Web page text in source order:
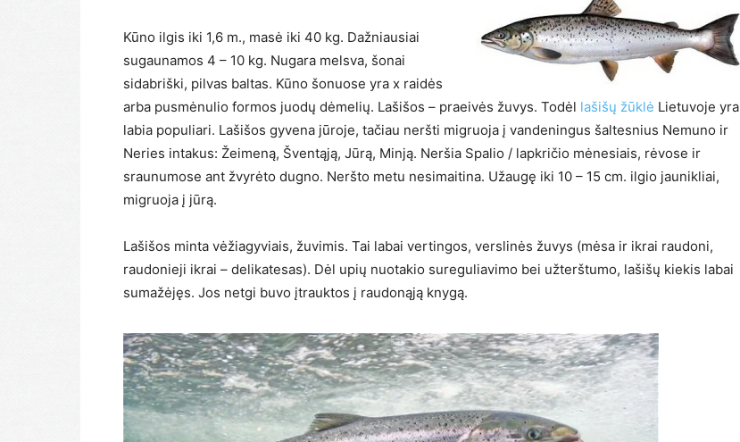
Kūno ilgis iki 1,6 m., masė iki 40 kg. Dažniausiai
sugaunamos 4 – 10 kg. Nugara melsva, šonai
sidabriški, pilvas baltas. Kūno šonuose yra x raidės
arba pusmėnulio formos juodų dėmelių. Lašišos – praeivės žuvys. Todėl lašišų žūklė Lietuvoje yra
labia populiari. Lašišos gyvena jūroje, tačiau neršti migruoja į vandeningus šaltesnius Nemuno ir
Neries intakus: Žeimeną, Šventąją, Jūrą, Minją. Neršia Spalio / lapkričio mėnesiais, rėvose ir
sraunumose ant žvyrėto dugno. Neršto metu nesimaitina. Užaugę iki 10 – 15 cm. ilgio jaunikliai,
migruoja į jūrą.
Lašišos minta vėžiagyviais, žuvimis. Tai labai vertingos, verslinės žuvys (mėsa ir ikrai raudoni,
raudonieji ikrai – delikatesas). Dėl upių nuotakio sureguliavimo bei užterštumo, lašišų kiekis labai
sumažėjęs. Jos netgi buvo įtrauktos į raudonąją knygą.